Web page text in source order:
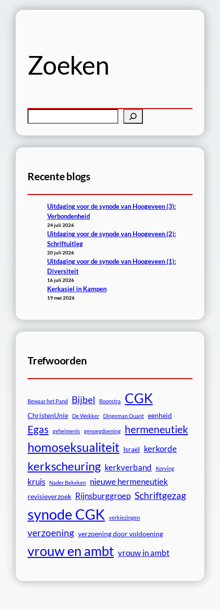
Zoeken
o
n
Recente blogs
Uitdaging voor de synode van Hoogeveen (3):
Verbondenheid
24 juli 2026
Uitdaging voor de synode van Hoogeveen (2):
Schriftuitleg
20 juli 2026
Uitdaging voor de synode van Hoogeveen (1):
Diversiteit
16 juli 2026
Kerkasiel in Kampen
19 mei 2026
Trefwoorden
Bewaar het Pand Bijbel Boonstra CGK
ChristenUnie De Wekker Dingeman Quant eenheid
Egas geheimenis genoegdoening hermeneutiek
homoseksualiteit Israël kerkorde
kerkscheuring kerkverband Korving
kruis Nader Bekeken nieuwe hermeneutiek
revisieverzoek Rijnsburggroep Schriftgezag
synode CGK verkiezingen
verzoening verzoening door voldoening
vrouw en ambt vrouw in ambt